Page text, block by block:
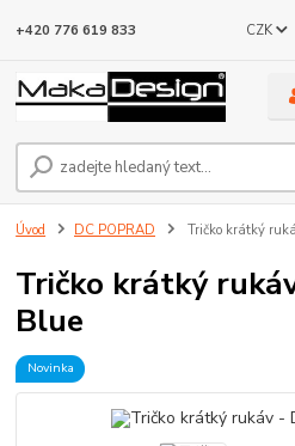
CZK
+420 776 619 833
Úvod DC POPRAD Tričko krátký
Tričko krátký
Blue
Novinka